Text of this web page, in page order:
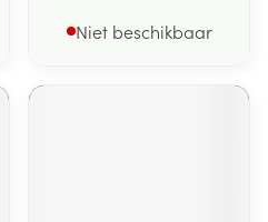
Niet beschikbaar